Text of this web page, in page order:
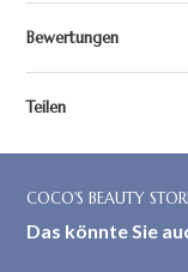
Bewertungen
Teilen
COCO'S BEAUTY
Das könnte Sie